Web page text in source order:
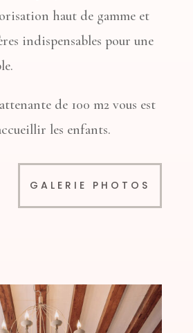
haut de gamme et
indispensables pour une
de 100 m2 vous est
les enfants.
GALERIE PHOTOS